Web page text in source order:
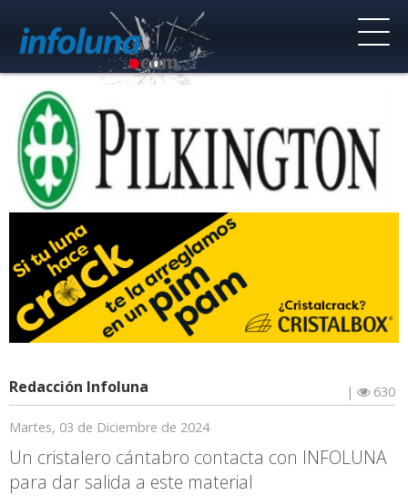
Redacción Infoluna | 630
Martes, 03 de Diciembre de 2024
Un cristalero cántabro contacta con INFOLUNA
para dar salida a este material